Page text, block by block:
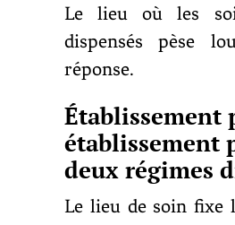
Le lieu où les
dispensés pèse
réponse.
Établissement
établissement
deux régimes
Le lieu de soin fixe